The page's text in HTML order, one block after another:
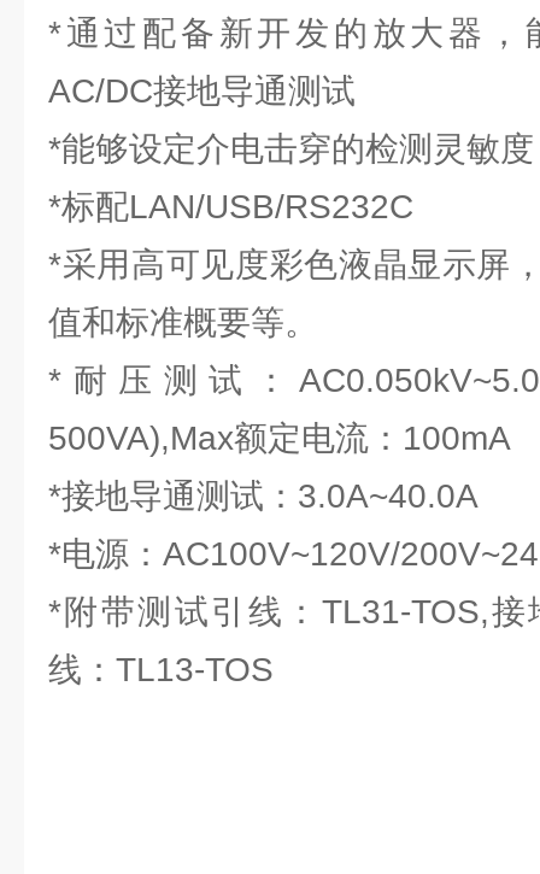
*通过配备新开发的放大器，
AC/DC接地导通测试
*能够设定介电击穿的检测灵敏度
*标配LAN/USB/RS232C
*采用高可见度彩色液晶显示屏
值和标准概要等。
*耐压测试：
500VA),Max额定电流：100mA
*接地导通测试：3.0A~40.0A
*电源：AC100V~120V/
*附带测试引线：TL31-TOS,
线：TL13-TOS